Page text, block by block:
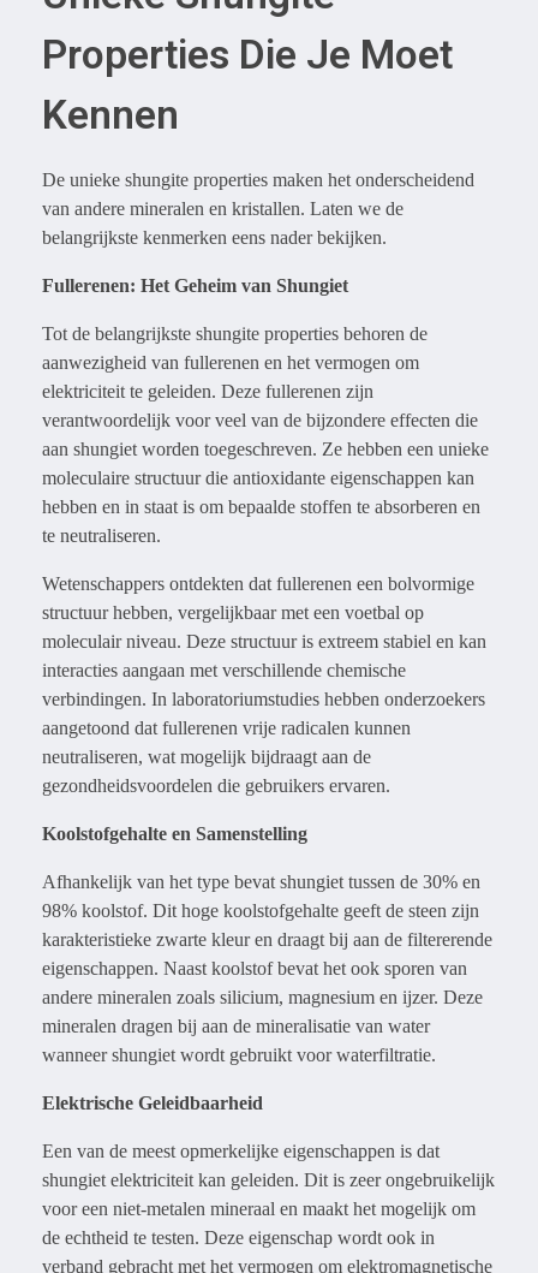
Properties Die Je Moet
Kennen
De unieke shungite properties maken het onderscheidend
van andere mineralen en kristallen. Laten we de
belangrijkste kenmerken eens nader bekijken.
Fullerenen: Het Geheim van Shungiet
Tot de belangrijkste shungite properties behoren de
aanwezigheid van fullerenen en het vermogen om
elektriciteit te geleiden. Deze fullerenen zijn
verantwoordelijk voor veel van de bijzondere effecten die
aan shungiet worden toegeschreven. Ze hebben een unieke
moleculaire structuur die antioxidante eigenschappen kan
hebben en in staat is om bepaalde stoffen te absorberen en
te neutraliseren.
Wetenschappers ontdekten dat fullerenen een bolvormige
structuur hebben, vergelijkbaar met een voetbal op
moleculair niveau. Deze structuur is extreem stabiel en kan
interacties aangaan met verschillende chemische
verbindingen. In laboratoriumstudies hebben onderzoekers
aangetoond dat fullerenen vrije radicalen kunnen
neutraliseren, wat mogelijk bijdraagt aan de
gezondheidsvoordelen die gebruikers ervaren.
Koolstofgehalte en Samenstelling
Afhankelijk van het type bevat shungiet tussen de 30% en
98% koolstof. Dit hoge koolstofgehalte geeft de steen zijn
karakteristieke zwarte kleur en draagt bij aan de filtererende
eigenschappen. Naast koolstof bevat het ook sporen van
andere mineralen zoals silicium, magnesium en ijzer. Deze
mineralen dragen bij aan de mineralisatie van water
wanneer shungiet wordt gebruikt voor waterfiltratie.
Elektrische Geleidbaarheid
Een van de meest opmerkelijke eigenschappen is dat
shungiet elektriciteit kan geleiden. Dit is zeer ongebruikelijk
voor een niet-metalen mineraal en maakt het mogelijk om
de echtheid te testen. Deze eigenschap wordt ook in
verband gebracht met het vermogen om elektromagnetische